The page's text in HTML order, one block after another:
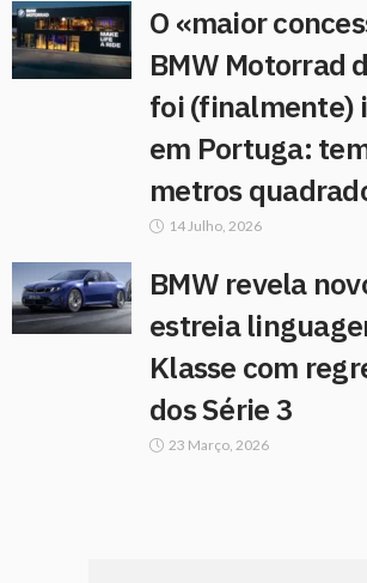
O «maior
BMW Motorrad
foi (finalmente)
em Portuga:
metros
14 Julho, 2026
BMW revela
estreia
Klasse com
dos Série 3
23 Março, 2026